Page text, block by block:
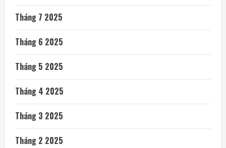
Tháng 7 2025
Tháng 6 2025
Tháng 5 2025
Tháng 4 2025
Tháng 3 2025
Tháng 2 2025